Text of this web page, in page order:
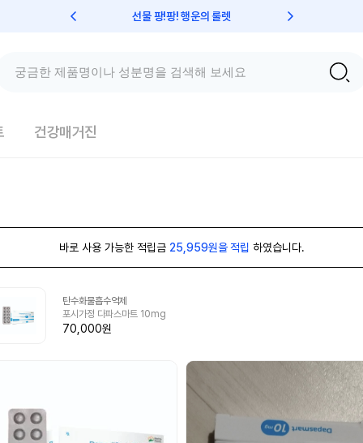
선물 팡!팡! 행운의 룰렛
건강매거진
바로 사용 가능한 적립금 25,959원을 적립 하였습니다.
탄수화물흡수억제
포시가정 다파스마트 10mg
70,000원